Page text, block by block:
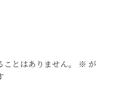
とはありません。 ※ が